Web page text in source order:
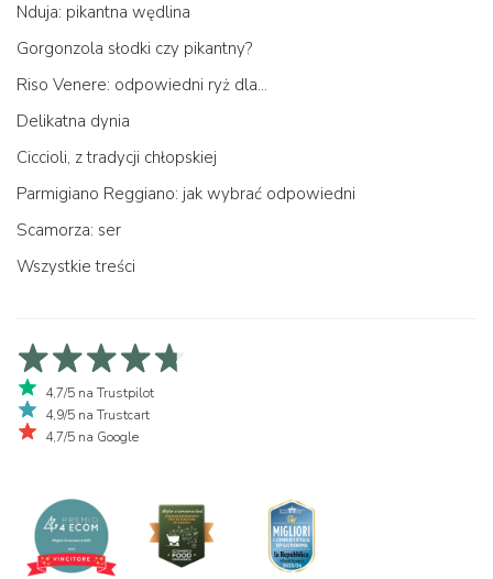
Nduja: pikantna wędlina
Gorgonzola słodki czy pikantny?
Riso Venere: odpowiedni ryż dla...
Delikatna dynia
Ciccioli, z tradycji chłopskiej
Parmigiano Reggiano: jak wybrać odpowiedni
Scamorza: ser
Wszystkie treści
4,7/5 na Trustpilot
4,9/5 na Trustcart
4,7/5 na Google